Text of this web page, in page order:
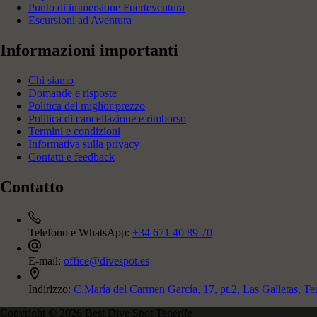
Punto di immersione Fuerteventura
Escursioni ad Aventura
Informazioni importanti
Chi siamo
Domande e risposte
Politica del miglior prezzo
Politica di cancellazione e rimborso
Termini e condizioni
Informativa sulla privacy
Contatti e feedback
Contatto
Telefono e WhatsApp: +34 671 40 89 70
E-mail: office@divespot.es
Indirizzo: C.María del Carmen García, 17, pt.2, Las Galletas,
Copyright © 2026 Best Dive Spot Tenerife